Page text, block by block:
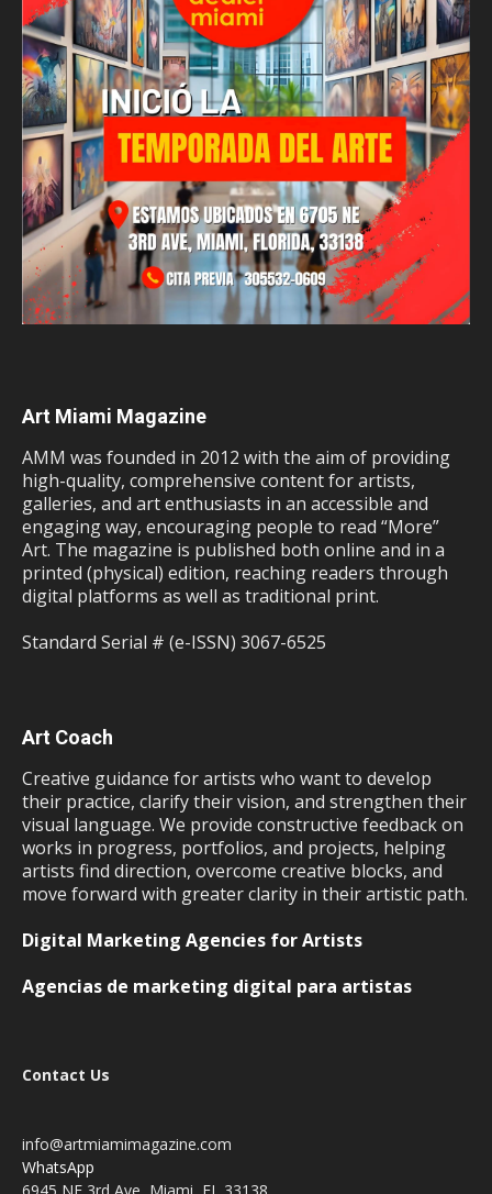
Art Miami Magazine
AMM was founded in 2012 with the aim of providing
high-quality, comprehensive content for artists,
galleries, and art enthusiasts in an accessible and
engaging way, encouraging people to read “More”
Art. The magazine is published both online and in a
printed (physical) edition, reaching readers through
digital platforms as well as traditional print.
Standard Serial # (e-ISSN) 3067-6525
Art Coach
Creative guidance for artists who want to develop
their practice, clarify their vision, and strengthen their
visual language. We provide constructive feedback on
works in progress, portfolios, and projects, helping
artists find direction, overcome creative blocks, and
move forward with greater clarity in their artistic path.
Digital Marketing Agencies for Artists
Agencias de marketing digital para artistas
Contact Us
info@artmiamimagazine.com
WhatsApp